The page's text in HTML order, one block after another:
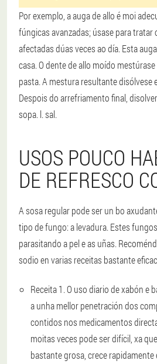
Por exemplo, a auga de allo é moi
fúngicas avanzadas; úsase para tratar
afectadas dúas veces ao día. Esta
casa. O dente de allo moído
pasta. A mestura resultante disólvese
Despois do arrefriamento final,
sopa. l. sal.
USOS POUCO
DE REFRESCO
A sosa regular pode ser un bo
tipo de fungo: a levadura. Estes
parasitando a pel e as uñas.
sodio en varias receitas bastante
Receita 1. O uso diario de xabón e
a unha mellor penetración dos
contidos nos medicamentos
moitas veces pode ser difícil, xa
bastante grosa, crece rapidamente